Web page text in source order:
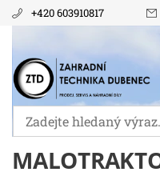
+420 603910817